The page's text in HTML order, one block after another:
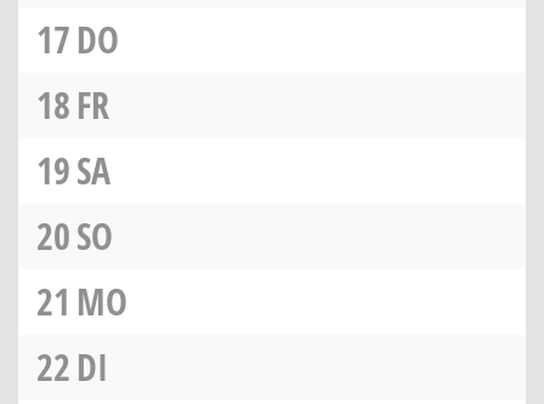
17DO
18FR
19SA
20SO
21 MO
22DI